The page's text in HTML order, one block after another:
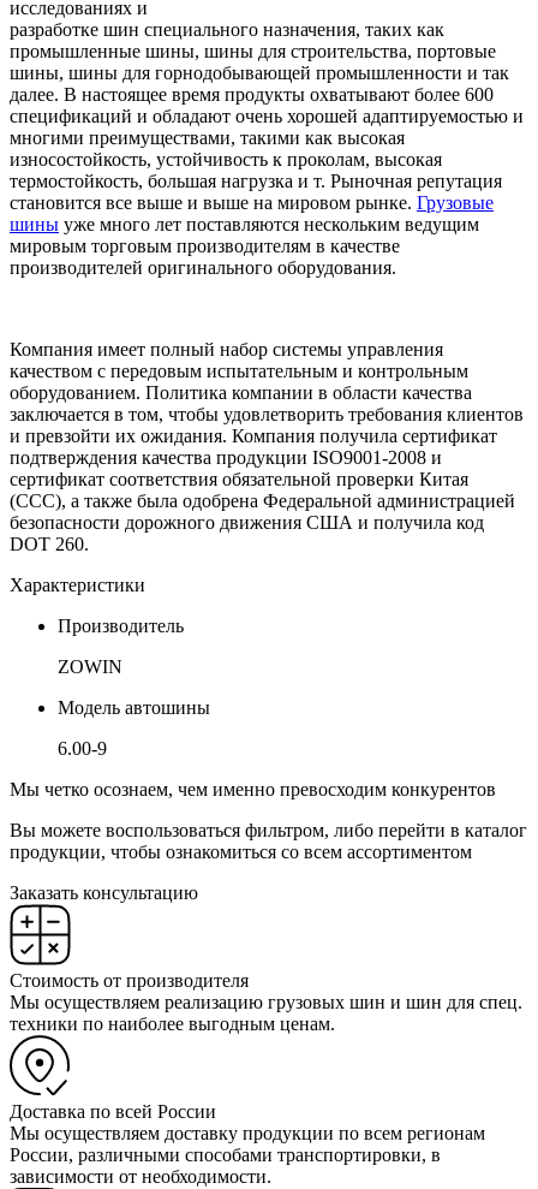
исследованиях и
разработке шин специального назначения, таких как
промышленные шины, шины для строительства, портовые
шины, шины для горнодобывающей промышленности и так
далее. В настоящее время продукты охватывают более 600
спецификаций и обладают очень хорошей адаптируемостью и
многими преимуществами, такими как высокая
износостойкость, устойчивость к проколам, высокая
термостойкость, большая нагрузка и т. Рыночная репутация
становится все выше и выше на мировом рынке. Грузовые
шины уже много лет поставляются нескольким ведущим
мировым торговым производителям в качестве
производителей оригинального оборудования.
Компания имеет полный набор системы управления
качеством с передовым испытательным и контрольным
оборудованием. Политика компании в области качества
заключается в том, чтобы удовлетворить требования клиентов
и превзойти их ожидания. Компания получила сертификат
подтверждения качества продукции ISO9001-2008 и
сертификат соответствия обязательной проверки Китая
(CCC), а также была одобрена Федеральной администрацией
безопасности дорожного движения США и получила код
DOT 260.
Характеристики
Производитель
ZOWIN
Модель автошины
6.00-9
Мы четко осознаем, чем именно превосходим конкурентов
Вы можете воспользоваться фильтром, либо перейти в каталог
продукции, чтобы ознакомиться со всем ассортиментом
Заказать консультацию
Стоимость от производителя
Мы осуществляем реализацию грузовых шин и шин для спец.
техники по наиболее выгодным ценам.
Доставка по всей России
Мы осуществляем доставку продукции по всем регионам
России, различными способами транспортировки, в
зависимости от необходимости.